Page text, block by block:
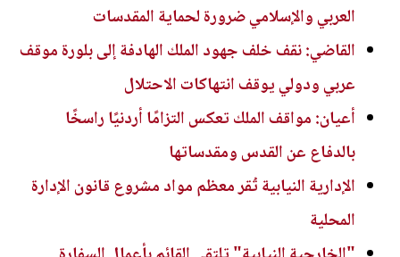
العربي والإسلامي ضرورة لحماية المقدسات
القاضي: نقف خلف جهود الملك الهادفة إلى بلورة موقف
عربي ودولي يوقف انتهاكات الاحتلال
أعيان: مواقف الملك تعكس التزامًا أردنيًا راسخًا
بالدفاع عن القدس ومقدساتها
الإدارية النيابية تُقر معظم مواد مشروع قانون الإدارة
المحلية